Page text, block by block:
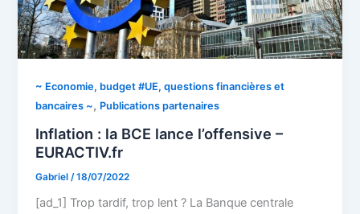
~ Economie, budget #UE, questions financières et
bancaires ~, Publications partenaires
Inflation : la BCE lance l’offensive –
EURACTIV.fr
Gabriel /18/07/2022
[ad_1] Trop tardif, trop lent ? La Banque centrale